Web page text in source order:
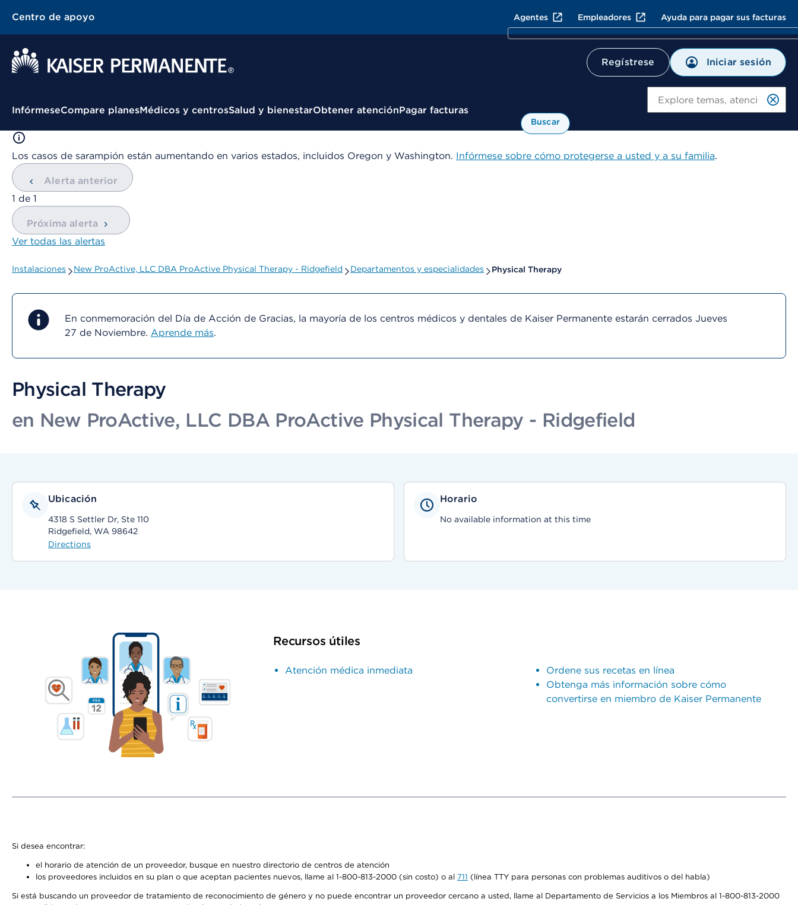
Centro de apoyo Agentes Empleadores Ayuda para pagar sus facturas
Regístrese Iniciar sesión
Menú contextual
InfórmeseCompare planesMédicos y centrosSalud y bienestarObtener atenciónPagar facturas
Buscar
Los casos de sarampión están aumentando en varios estados, incluidos Oregon y Washington. Infórmese sobre cómo protegerse a usted y a su familia.
Alerta anterior
mostrando
1 de 1
Próxima alerta
Ver todas las alertas
Instalaciones New ProActive, LLC DBA ProActive Physical Therapy - Ridgefield Departamentos y especialidades Physical Therapy
En conmemoración del Día de Acción de Gracias, la mayoría de los centros médicos y dentales de Kaiser Permanente estarán cerrados Jueves
27 de Noviembre. Aprende más.
Physical Therapy
en New ProActive, LLC DBA ProActive Physical Therapy - Ridgefield
Ubicación
4318 S Settler Dr, Ste 110
Ridgefield, WA 98642
Directions
Horario
No available information at this time
Recursos útiles
Atención médica inmediata
Ordene sus recetas en línea
Obtenga más información sobre cómo
convertirse en miembro de Kaiser Permanente
Si desea encontrar:
el horario de atención de un proveedor, busque en nuestro directorio de centros de atención
los proveedores incluidos en su plan o que aceptan pacientes nuevos, llame al 1-800-813-2000 (sin costo) o al 711 (línea TTY para personas con problemas auditivos o del habla)
Si está buscando un proveedor de tratamiento de reconocimiento de género y no puede encontrar un proveedor cercano a usted, llame al Departamento de Servicios a los Miembros al 1-800-813-2000